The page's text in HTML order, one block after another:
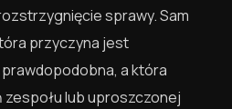
sprawy. Sam
przyczyna jest
a która
lub uproszczonej